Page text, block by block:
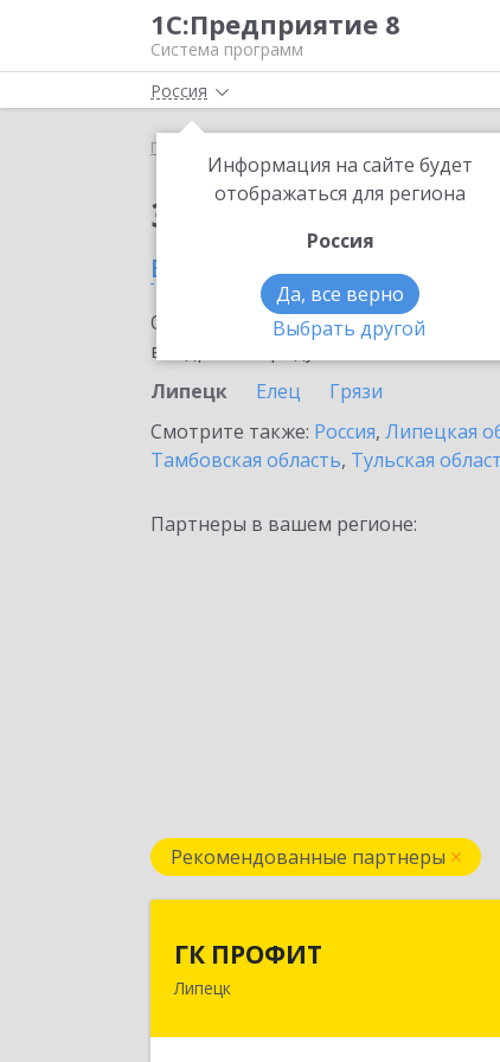
1С:Предприятие 8
Система программ
Россия
Информация на сайте будет
отображаться для региона
Россия
Да, все верно
Выбрать другой
Главная
Заказать
в Липецке
Ознакомьтесь с информационными
внедрение продукта.
Липецк
Елец
Грязи
Смотрите также: Россия, Липецкая
Тамбовская область, Тульская
Партнеры в вашем регионе:
Рекомендованные партнеры
ГК ПРОФИТ
Липецк398001, Липецкая обл,